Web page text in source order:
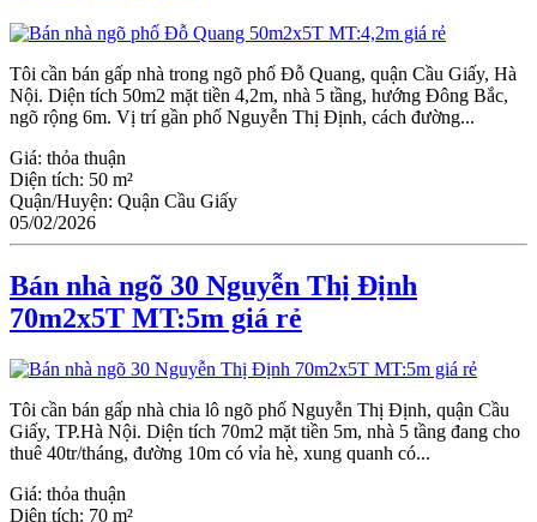
Tôi cần bán gấp nhà trong ngõ phố Đỗ Quang, quận Cầu Giấy, Hà
Nội. Diện tích 50m2 mặt tiền 4,2m, nhà 5 tầng, hướng Đông Bắc,
ngõ rộng 6m. Vị trí gần phố Nguyễn Thị Định, cách đường...
Giá: thỏa thuận
Diện tích: 50 m²
Quận/Huyện: Quận Cầu Giấy
05/02/2026
Bán nhà ngõ 30 Nguyễn Thị Định
70m2x5T MT:5m giá rẻ
Tôi cần bán gấp nhà chia lô ngõ phố Nguyễn Thị Định, quận Cầu
Giấy, TP.Hà Nội. Diện tích 70m2 mặt tiền 5m, nhà 5 tầng đang cho
thuê 40tr/tháng, đường 10m có vỉa hè, xung quanh có...
Giá: thỏa thuận
Diện tích: 70 m²